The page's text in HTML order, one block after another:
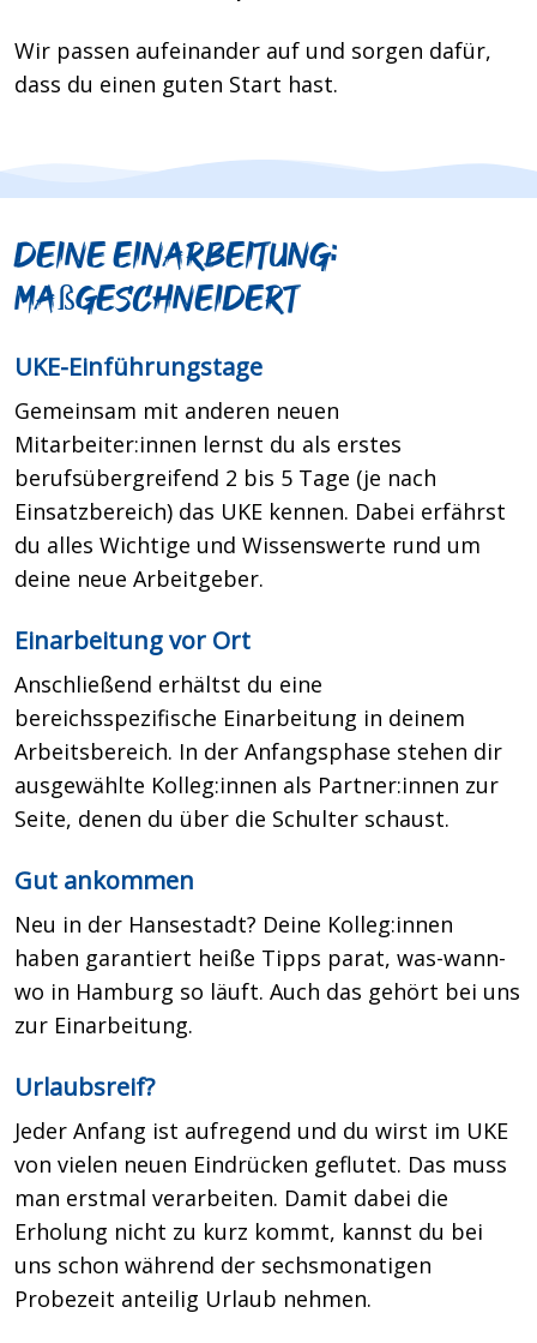
Wir passen aufeinander auf und sorgen dafür,
dass du einen guten Start hast.
Deine Einarbeitung:
maßgeschneidert
UKE-Einführungstage
Gemeinsam mit anderen neuen
Mitarbeiter:innen lernst du als erstes
berufsübergreifend 2 bis 5 Tage (je nach
Einsatzbereich) das UKE kennen. Dabei erfährst
du alles Wichtige und Wissenswerte rund um
deine neue Arbeitgeber.
Einarbeitung vor Ort
Anschließend erhältst du eine
bereichsspezifische Einarbeitung in deinem
Arbeitsbereich. In der Anfangsphase stehen dir
ausgewählte Kolleg:innen als Partner:innen zur
Seite, denen du über die Schulter schaust.
Gut ankommen
Neu in der Hansestadt? Deine Kolleg:innen
haben garantiert heiße Tipps parat, was-wann-
wo in Hamburg so läuft. Auch das gehört bei uns
zur Einarbeitung.
Urlaubsreif?
Jeder Anfang ist aufregend und du wirst im UKE
von vielen neuen Eindrücken geflutet. Das muss
man erstmal verarbeiten. Damit dabei die
Erholung nicht zu kurz kommt, kannst du bei
uns schon während der sechsmonatigen
Probezeit anteilig Urlaub nehmen.